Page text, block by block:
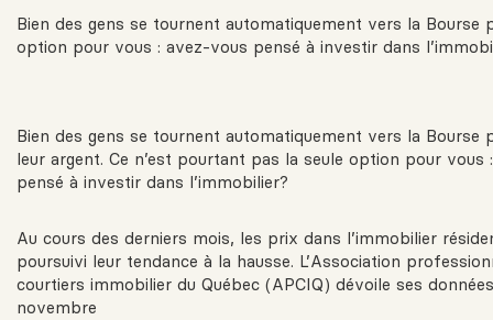
Bien des gens se tournent automatiquement vers la
option pour vous : avez-vous pensé à investir dans
Bien des gens se tournent automatiquement vers la Bourse
leur argent. Ce n’est pourtant pas la seule option pour vous
pensé à investir dans l’immobilier?
Au cours des derniers mois, les prix dans l’immobilier
poursuivi leur tendance à la hausse. L’Association
courtiers immobilier du Québec (APCIQ) dévoile ses
novembre